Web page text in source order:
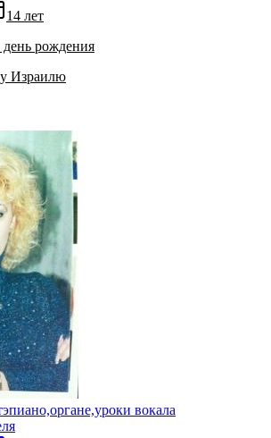
14 лет
рождения
Израилю
вокала